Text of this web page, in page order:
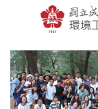
要
內
容
區